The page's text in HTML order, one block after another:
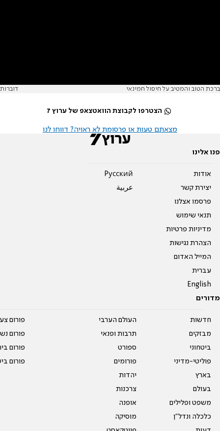
ברכת הטוב והמטיב על חיסול חמינאי דוברות
הצטרפו לקבוצת הוואטצאפ של ערוץ 7
מצאתם טעות או פרסומת לא ראויה? דווחו לנו
פנו אלינו
אודות
יצירת קשר
פרסמו אצלנו
תנאי שימוש
מדיניות פרטיות
הצהרת נגישות
המייל האדום
עברית
English
Pусский
عربية
מדורים
חדשות
מבזקים
ביטחוני
פוליטי-מדיני
בארץ
בעולם
משפט ופלילים
כלכלה ונדל"ן
העולם הערבי
תרבות ופנאי
ספורט
פורומים
יהדות
צרכנות
אופנה
מוסיקה
פורום
פורום
פורום
פורום